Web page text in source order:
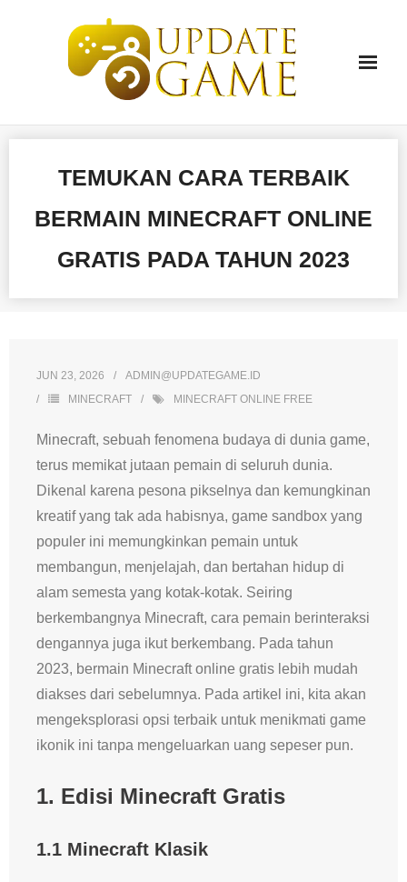
TEMUKAN CARA TERBAIK
BERMAIN MINECRAFT ONLINE
GRATIS PADA TAHUN 2023
JUN 23, 2026
ADMIN@UPDATEGAME.ID
MINECRAFT
MINECRAFT ONLINE FREE
Minecraft, sebuah fenomena budaya di dunia game,
terus memikat jutaan pemain di seluruh dunia.
Dikenal karena pesona pikselnya dan kemungkinan
kreatif yang tak ada habisnya, game sandbox yang
populer ini memungkinkan pemain untuk
membangun, menjelajah, dan bertahan hidup di
alam semesta yang kotak-kotak. Seiring
berkembangnya Minecraft, cara pemain berinteraksi
dengannya juga ikut berkembang. Pada tahun
2023, bermain Minecraft online gratis lebih mudah
diakses dari sebelumnya. Pada artikel ini, kita akan
mengeksplorasi opsi terbaik untuk menikmati game
ikonik ini tanpa mengeluarkan uang sepeser pun.
1. Edisi Minecraft Gratis
1.1 Minecraft Klasik